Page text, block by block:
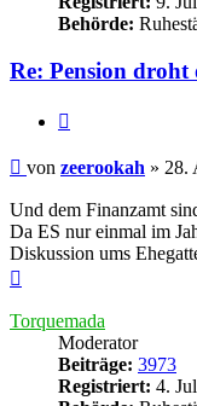
Behörde:
Re: Pension droht
Beitrag
von zeerookah » 28.
Und dem Finanzamt
Da ES nur einmal im
Diskussion ums
Torquemada
Moderator
Beiträge: 3973
Registriert: 4.